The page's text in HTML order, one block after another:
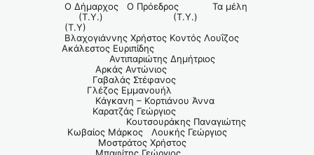
Ο Δήμαρχος Ο Πρόεδρος Τα μέλη
(Τ.Υ.) (Τ.Υ.)
(Τ.Υ)
Βλαχογιάννης Χρήστος Κοντός Λουΐζος
Ακάλεστος Ευριπίδης
Αντιπαριώτης Δημήτριος
Αρκάς Αντώνιος
Γαβαλάς Στέφανος
Γλέζος Εμμανουήλ
Κάγκανη – Κορτιάνου Άννα
Καρατζάς Γεώργιος
Κουτσουράκης Παναγιώτης
Κωβαίος Μάρκος Λουκής Γεώργιος
Μοστράτος Χρήστος